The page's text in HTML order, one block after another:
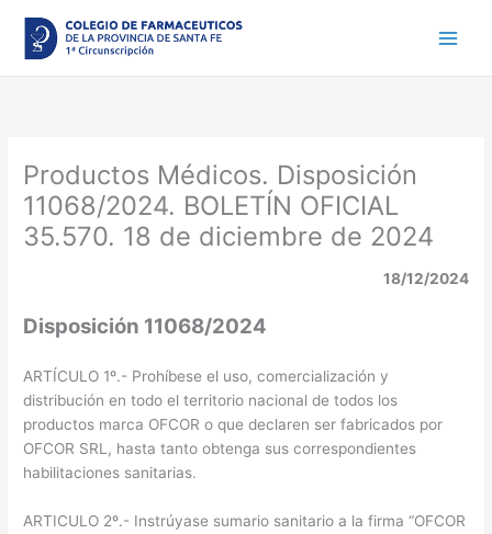
contenido
Productos Médicos. Disposición
11068/2024. BOLETÍN OFICIAL
35.570. 18 de diciembre de 2024
18/12/2024
Disposición 11068/2024
ARTÍCULO 1º.- Prohíbese el uso, comercialización y
distribución en todo el territorio nacional de todos los
productos marca OFCOR o que declaren ser fabricados por
OFCOR SRL, hasta tanto obtenga sus correspondientes
habilitaciones sanitarias.
ARTICULO 2º.- Instrúyase sumario sanitario a la firma “OFCOR